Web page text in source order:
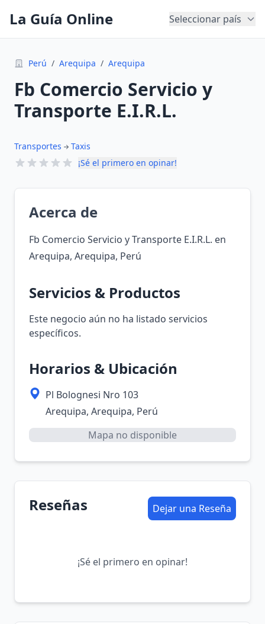
La Guía Online Seleccionar país
Perú / Arequipa / Arequipa
Fb Comercio Servicio y
Transporte E.I.R.L.
Transportes
Taxis
¡Sé el primero en opinar!
Acerca de
Fb Comercio Servicio y Transporte E.I.R.L. en
Arequipa, Arequipa, Perú
Servicios & Productos
Este negocio aún no ha listado servicios
específicos.
Horarios & Ubicación
Pl Bolognesi Nro 103
Arequipa, Arequipa, Perú
Mapa no disponible
Reseñas Dejar una Reseña
¡Sé el primero en opinar!